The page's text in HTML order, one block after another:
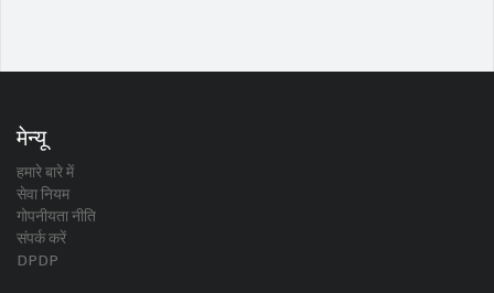
मेन्यू
हमारे बारे में
सेवा नियम
गोपनीयता नीति
संपर्क करें
DPDP